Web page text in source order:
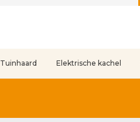
Tuinhaard Elektrische kachel